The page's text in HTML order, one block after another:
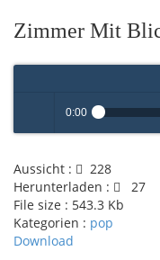
Zimmer Mit
Play /
0:00
Aussicht :
228
Herunterladen :
27
File size : 543.3 Kb
Kategorien : pop
Download